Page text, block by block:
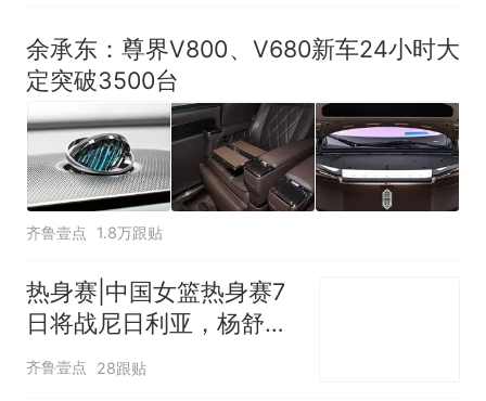
余承东：尊界V800、V680新车24小时大
定突破3500台
齐鲁壹点 1.8万跟贴
热身赛|中国女篮热身赛7
日将战尼日利亚，杨舒予
有望出战
齐鲁壹点 28跟贴